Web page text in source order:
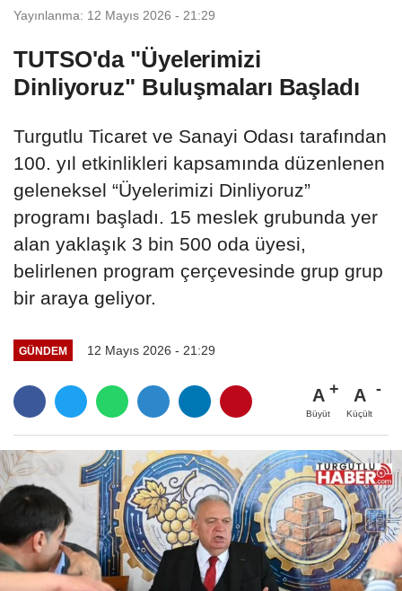
Yayınlanma: 12 Mayıs 2026 - 21:29
TUTSO'da "Üyelerimizi
Dinliyoruz" Buluşmaları Başladı
Turgutlu Ticaret ve Sanayi Odası tarafından
100. yıl etkinlikleri kapsamında düzenlenen
geleneksel “Üyelerimizi Dinliyoruz”
programı başladı. 15 meslek grubunda yer
alan yaklaşık 3 bin 500 oda üyesi,
belirlenen program çerçevesinde grup grup
bir araya geliyor.
GÜNDEM 12 Mayıs 2026 - 21:29
A
Büyüt
A
Küçült